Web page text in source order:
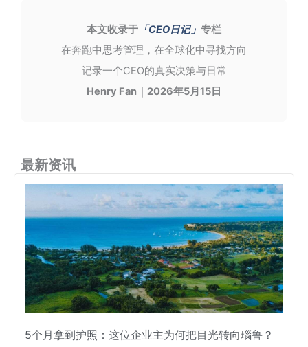
本文收录于 「CEO日记」 专栏
在奔跑中思考管理，在全球化中寻找方向
记录一个CEO的真实决策与日常
Henry Fan｜2026年5月15日
最新资讯
5个月拿到护照：这位企业主为何把目光转向瑙鲁？